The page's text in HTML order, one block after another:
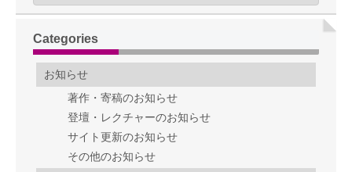
Categories
お知らせ
著作・寄稿のお知らせ
登壇・レクチャーのお知らせ
サイト更新のお知らせ
その他のお知らせ